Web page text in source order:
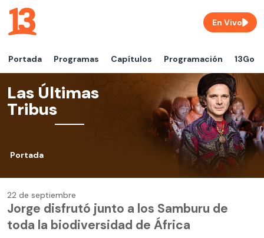
Portada Programas Capítulos Programación 13Go
En Vivo
Las Últimas
Tribus
Portada
22 de septiembre
Jorge disfrutó junto a los Samburu de
toda la biodiversidad de África